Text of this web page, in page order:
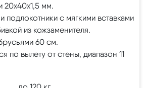
20х40х1,5 мм.
подлокотники с мягкими вставками
из кожзаменителя.
60 см.
по вылету от стены, диапазон 11